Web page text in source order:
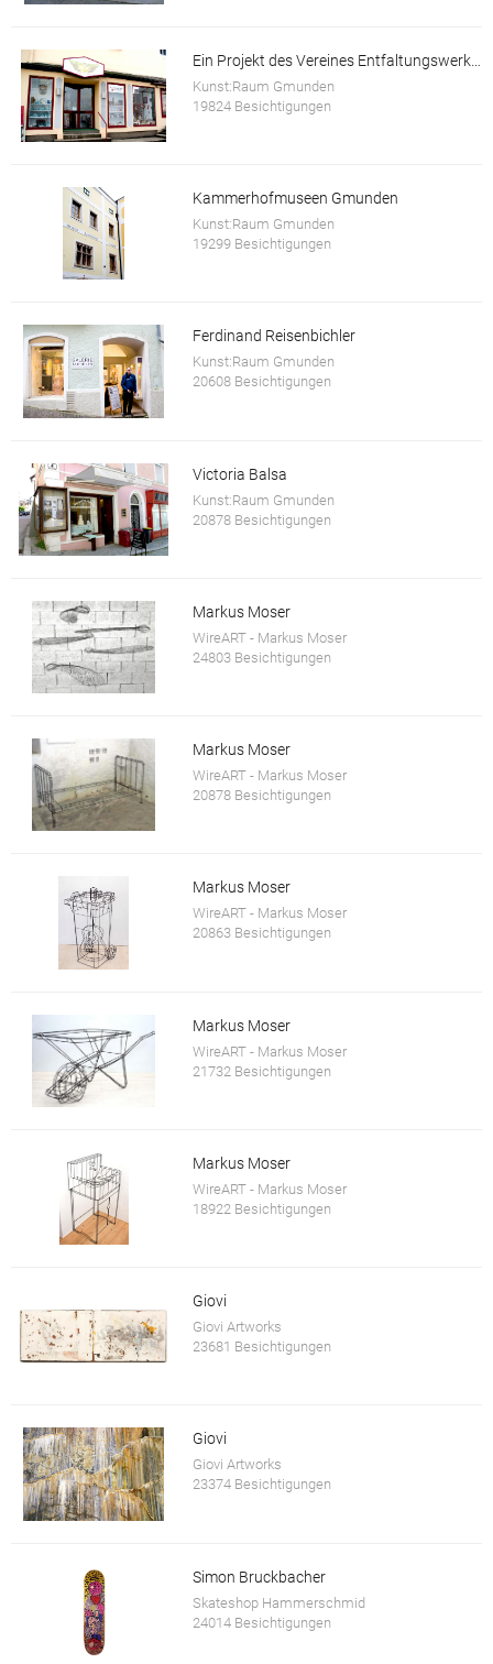
Ein Projekt des Vereines Entfaltungswerkstatt
Kunst:Raum Gmunden
19824 Besichtigungen
Kammerhofmuseen Gmunden
Kunst:Raum Gmunden
19299 Besichtigungen
Ferdinand Reisenbichler
Kunst:Raum Gmunden
20608 Besichtigungen
Victoria Balsa
Kunst:Raum Gmunden
20878 Besichtigungen
Markus Moser
WireART - Markus Moser
24803 Besichtigungen
Markus Moser
WireART - Markus Moser
20878 Besichtigungen
Markus Moser
WireART - Markus Moser
20863 Besichtigungen
Markus Moser
WireART - Markus Moser
21732 Besichtigungen
Markus Moser
WireART - Markus Moser
18922 Besichtigungen
Giovi
Giovi Artworks
23681 Besichtigungen
Giovi
Giovi Artworks
23374 Besichtigungen
Simon Bruckbacher
Skateshop Hammerschmid
24014 Besichtigungen